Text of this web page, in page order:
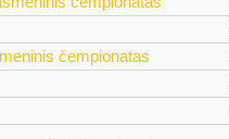
čempionatas